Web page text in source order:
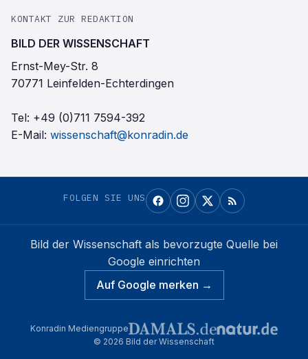
KONTAKT ZUR REDAKTION
BILD DER WISSENSCHAFT
Ernst-Mey-Str. 8
70771 Leinfelden-Echterdingen
Tel: +49 (0)711 7594-392
E-Mail: wissenschaft@konradin.de
FOLGEN SIE UNS
Bild der Wissenschaft als bevorzugte Quelle bei
Google einrichten
Auf Google merken →
Konradin Mediengruppe
© 2026 Bild der Wissenschaft